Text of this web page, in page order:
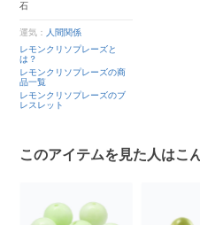
石
運気： 人間関係
レモンクリソプレーズと
は？
レモンクリソプレーズの商
品一覧
レモンクリソプレーズのブ
レスレット
このアイテムを見た人はこ